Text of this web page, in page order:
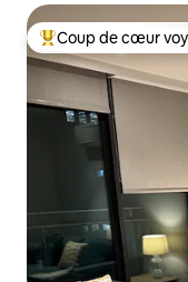
Coups de cœur
Coup de cœur